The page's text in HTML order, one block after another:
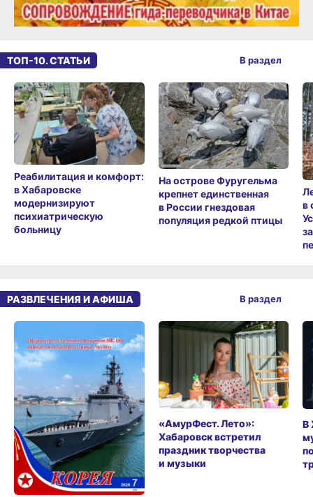
ТОП-10. СТАТЬИ
Реабилитация и комфорт:
в Хабаровске
модернизируют
психиатрическую
больницу
На острове Фуругельма
крепнет единственная
в России гнездовая
популяция редкой птицы
в
В раздел
РАЗВЛЕЧЕНИЯ И АФИША
«АмурФест. Лето»:
Хабаровск встретил
праздник творчества
и музыки
В
В раздел